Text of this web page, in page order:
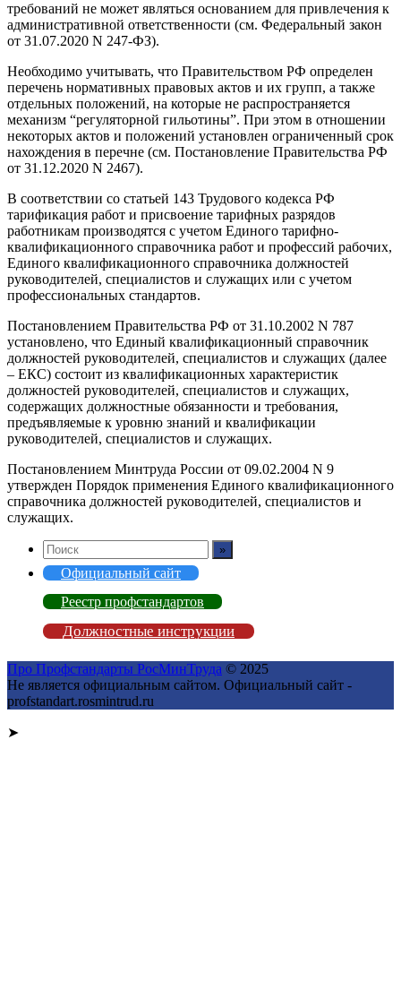
требований не может являться основанием для привлечения к
административной ответственности (см. Федеральный закон
от 31.07.2020 N 247-ФЗ).
Необходимо учитывать, что Правительством РФ определен
перечень нормативных правовых актов и их групп, а также
отдельных положений, на которые не распространяется
механизм “регуляторной гильотины”. При этом в отношении
некоторых актов и положений установлен ограниченный срок
нахождения в перечне (см. Постановление Правительства РФ
от 31.12.2020 N 2467).
В соответствии со статьей 143 Трудового кодекса РФ
тарификация работ и присвоение тарифных разрядов
работникам производятся с учетом Единого тарифно-
квалификационного справочника работ и профессий рабочих,
Единого квалификационного справочника должностей
руководителей, специалистов и служащих или с учетом
профессиональных стандартов.
Постановлением Правительства РФ от 31.10.2002 N 787
установлено, что Единый квалификационный справочник
должностей руководителей, специалистов и служащих (далее
– ЕКС) состоит из квалификационных характеристик
должностей руководителей, специалистов и служащих,
содержащих должностные обязанности и требования,
предъявляемые к уровню знаний и квалификации
руководителей, специалистов и служащих.
Постановлением Минтруда России от 09.02.2004 N 9
утвержден Порядок применения Единого квалификационного
справочника должностей руководителей, специалистов и
служащих.
Официальный сайт
Реестр профстандартов
Должностные инструкции
Про Профстандарты РосМинТруда © 2025
Не является официальным сайтом. Официальный сайт -
profstandart.rosmintrud.ru
➤